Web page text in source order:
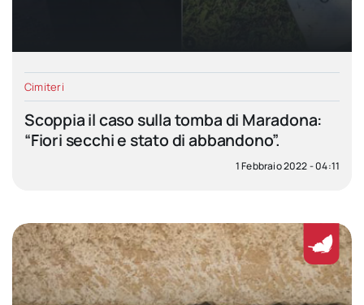
Cimiteri
Scoppia il caso sulla tomba di Maradona:
“Fiori secchi e stato di abbandono”.
1 Febbraio 2022 - 04:11